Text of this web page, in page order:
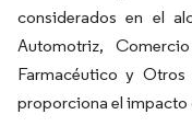
considerados en el
Automotriz,
Farmacéutico y Otros
proporciona el impacto